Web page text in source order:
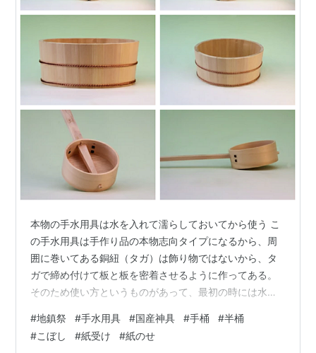
本物の手水用具は水を入れて濡らしておいてから使う こ
の手水用具は手作り品の本物志向タイプになるから、周
囲に巻いてある銅紐（タガ）は飾り物ではないから、タ
ガで締め付けて板と板を密着させるように作ってある。
そのため使い方というものがあって、最初の時には水を
にするわけ。 これが手水用具、というか桶の使い方の基
本なんだけど、今どき木製の桶を使う人のほうが激減し
#地鎮祭 #手水用具 #国産神具 #手桶 #半桶
#こぼし #紙受け #紙のせ